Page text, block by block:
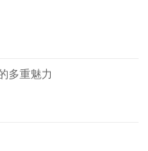
多重魅力